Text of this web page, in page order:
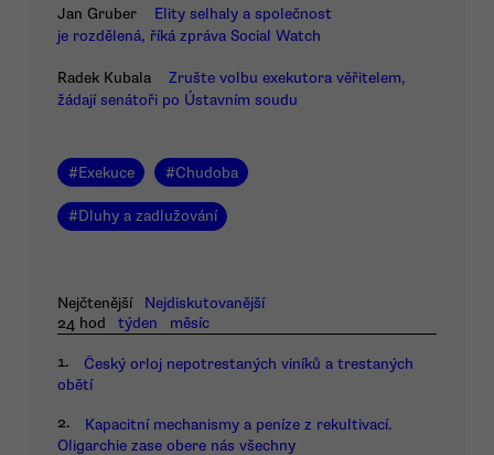
Jan Gruber
Elity selhaly a společnost
je rozdělená, říká zpráva Social Watch
Radek Kubala
Zrušte volbu exekutora věřitelem,
žádají senátoři po Ústavním soudu
#Exekuce #Chudoba
#Dluhy a zadlužování
Nejčtenější
Nejdiskutovanější
24 hod
týden měsíc
1.
Český orloj nepotrestaných viníků a trestaných
obětí
2.
Kapacitní mechanismy a peníze z rekultivací.
Oligarchie zase obere nás všechny